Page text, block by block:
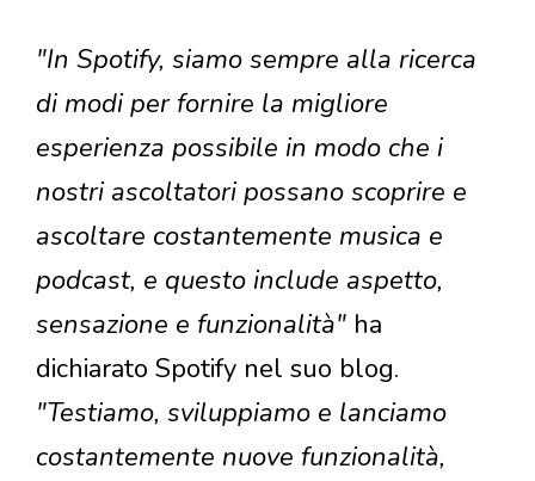
"In Spotify, siamo sempre alla ricerca
di modi per fornire la migliore
esperienza possibile in modo che i
nostri ascoltatori possano scoprire e
ascoltare costantemente musica e
podcast, e questo include aspetto,
sensazione e funzionalità" ha
dichiarato Spotify nel suo blog.
"Testiamo, sviluppiamo e lanciamo
costantemente nuove funzionalità,